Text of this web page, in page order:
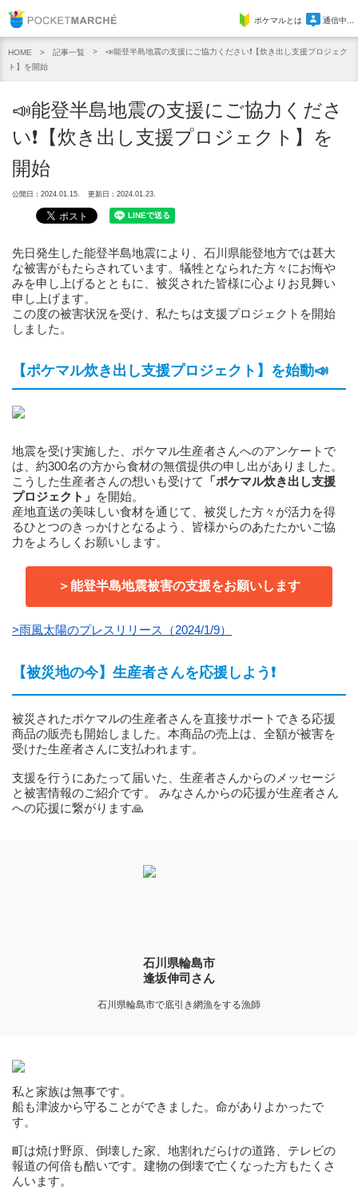
Pocket Marcheポケマルとは 通信中...
HOME 記事一覧
📣能登半島地震の支援にご協力ください❗【炊き出し支援プロジェク
ト】を開始
📣能登半島地震の支援にご協力くださ
い❗【炊き出し支援プロジェクト】を
開始
公開日：2024.01.15. 更新日：2024.01.23.
先日発生した能登半島地震により、石川県能登地方では甚大
な被害がもたらされています。犠牲となられた方々にお悔や
みを申し上げるとともに、被災された皆様に心よりお見舞い
申し上げます。
この度の被害状況を受け、私たちは支援プロジェクトを開始
しました。
【ポケマル炊き出し支援プロジェクト】を始動📣
地震を受け実施した、ポケマル生産者さんへのアンケートで
は、約300名の方から食材の無償提供の申し出がありました。
こうした生産者さんの想いも受けて
「ポケマル炊き出し支援
プロジェクト」 を開始。
産地直送の美味しい食材を通じて、被災した方々が活力を得
るひとつのきっかけとなるよう、皆様からのあたたかいご協
力をよろしくお願いします。
＞能登半島地震被害の支援をお願いします
>雨風太陽のプレスリリース（2024/1/9）
【被災地の今】生産者さんを応援しよう❗
被災されたポケマルの生産者さんを直接サポートできる応援
商品の販売も開始しました。本商品の売上は、全額が被害を
受けた生産者さんに支払われます。
支援を行うにあたって届いた、生産者さんからのメッセージ
と被害情報のご紹介です。 みなさんからの応援が生産者さん
への応援に繋がります🙏
石川県輪島市
逢坂伸司さん
石川県輪島市で底引き網漁をする漁師
私と家族は無事です。
船も津波から守ることができました。命がありよかったで
す。
町は焼け野原、倒壊した家、地割れだらけの道路、テレビの
報道の何倍も酷いです。建物の倒壊で亡くなった方もたくさ
んいます。